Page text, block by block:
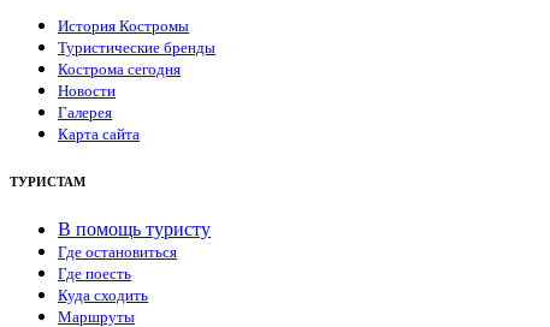
История Костромы
Туристические бренды
Кострома сегодня
Новости
Галерея
Карта сайта
ТУРИСТАМ
В помощь туристу
Где остановиться
Где поесть
Куда сходить
Маршруты